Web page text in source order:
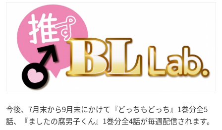
今後、7月末から9月末にかけて『どっちもどっち』1巻分全5
話、『ましたの腐男子くん』1巻分全4話が毎週配信されます。